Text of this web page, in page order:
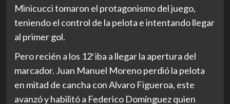
Minicucci tomaron el protagonismo del juego,
teniendo el control de la pelota e intentando llegar
al primer gol.
Pero recién a los 12′ iba a llegar la apertura del
marcador. Juan Manuel Moreno perdió la pelota
en mitad de cancha con Alvaro Figueroa, este
avanzó y habilitó a Federico Domínguez quien